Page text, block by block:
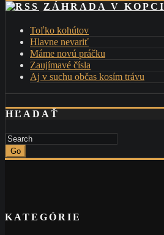
ZÁHRADA V KOPCI
Toľko kohútov
Hlavne nevariť
Máme novú práčku
Zaujímavé čísla
Aj v suchu občas kosím trávu
HĽADAŤ
Go
KATEGÓRIE